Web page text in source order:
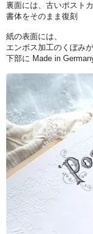
裏面には、古いポスト
書体をそのまま復刻
紙の表面には、
エンボス加工のくぼみ
下部に Made in